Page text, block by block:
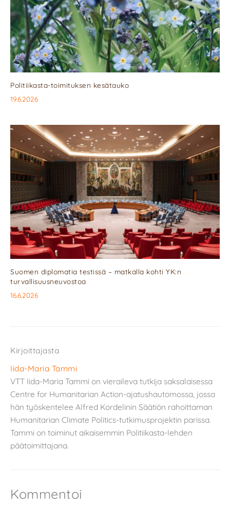
Politiikasta-toimituksen kesätauko
19.6.2026
Suomen diplomatia testissä – matkalla kohti YK:n
turvallisuusneuvostoa
16.6.2026
Kirjoittajasta
Iida-Maria Tammi
VTT Iida-Maria Tammi on vieraileva tutkija saksalaisessa
Centre for Humanitarian Action-ajatushautomossa, jossa
hän työskentelee Alfred Kordelinin Säätiön rahoittaman
Humanitarian Climate Politics-tutkimusprojektin parissa.
Tammi on toiminut aikaisemmin Politiikasta-lehden
päätoimittajana.
Kommentoi